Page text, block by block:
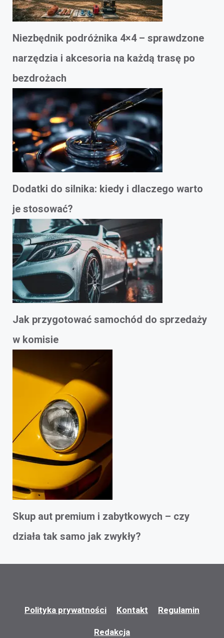
Niezbędnik podróżnika 4×4 – sprawdzone
narzędzia i akcesoria na każdą trasę po
bezdrożach
Dodatki do silnika: kiedy i dlaczego warto
je stosować?
Jak przygotować samochód do sprzedaży
w komisie
Skup aut premium i zabytkowych – czy
działa tak samo jak zwykły?
Polityka prywatności Kontakt Regulamin
Redakcja